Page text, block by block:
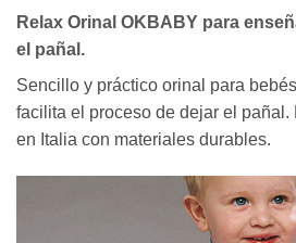
Relax Orinal OKBABY para
el pañal.
Sencillo y práctico orinal para
facilita el proceso de dejar el
en Italia con materiales durables.